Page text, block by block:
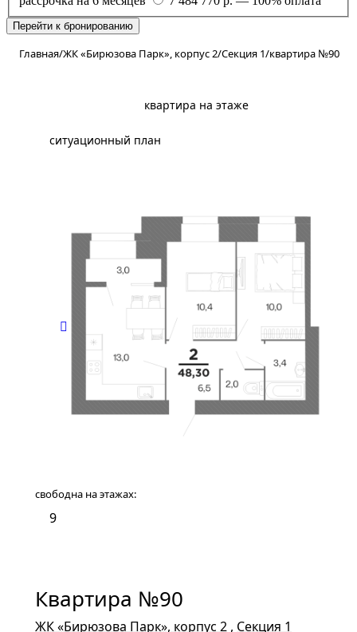
Перейти к бронированию
Главная/ЖК «Бирюзова Парк», корпус 2/Секция 1/квартира №90
квартира на этаже
ситуационный план
свободна на этажах:
9
Квартира №90
ЖК «Бирюзова Парк», корпус 2 , Секция 1